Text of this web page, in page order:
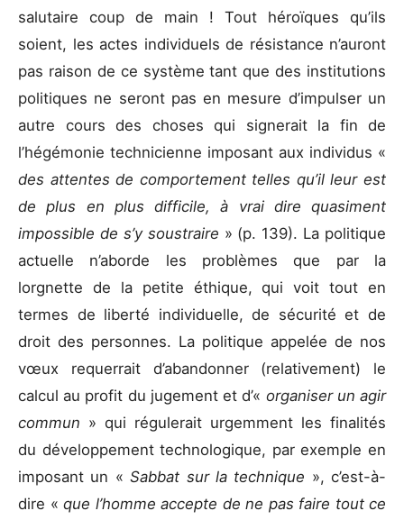
salutaire coup de main ! Tout héroïques qu’ils
soient, les actes individuels de résistance n’auront
pas raison de ce système tant que des institutions
politiques ne seront pas en mesure d’impulser un
autre cours des choses qui signerait la fin de
l’hégémonie technicienne imposant aux individus «
des attentes de comportement telles qu’il leur est
de plus en plus difficile, à vrai dire quasiment
impossible de s’y soustraire » (p. 139). La politique
actuelle n’aborde les problèmes que par la
lorgnette de la petite éthique, qui voit tout en
termes de liberté individuelle, de sécurité et de
droit des personnes. La politique appelée de nos
vœux requerrait d’abandonner (relativement) le
calcul au profit du jugement et d’« organiser un agir
commun » qui régulerait urgemment les finalités
du développement technologique, par exemple en
imposant un «Sabbat sur la technique », c’est-à-
dire « que l’homme accepte de ne pas faire tout ce